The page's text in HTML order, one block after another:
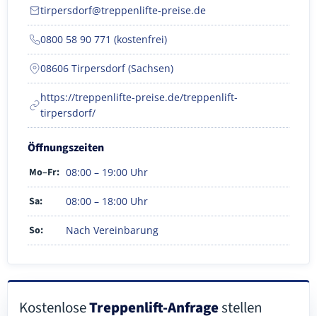
tirpersdorf@treppenlifte-preise.de
0800 58 90 771 (kostenfrei)
08606 Tirpersdorf (Sachsen)
https://treppenlifte-preise.de/treppenlift-
tirpersdorf/
Öffnungszeiten
Mo–Fr: 08:00 – 19:00 Uhr
Sa: 08:00 – 18:00 Uhr
So: Nach Vereinbarung
KostenloseTreppenlift-Anfragestellen